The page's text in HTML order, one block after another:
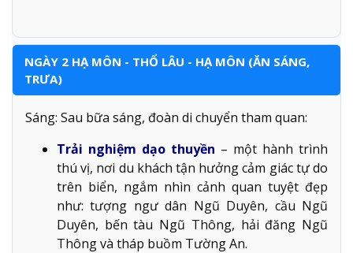
NGÀY 2 HẠ MÔN - THỔ LÂU - HẠ MÔN (ĂN SÁNG,
TRƯA)
Sáng: Sau bữa sáng, đoàn di chuyển tham quan:
Trải nghiệm dạo thuyền – một hành trình
thú vị, nơi du khách tận hưởng cảm giác tự do
trên biển, ngắm nhìn cảnh quan tuyệt đẹp
như: tượng ngư dân Ngũ Duyên, cầu Ngũ
Duyên, bến tàu Ngũ Thông, hải đăng Ngũ
Thông và tháp buồm Tường An.